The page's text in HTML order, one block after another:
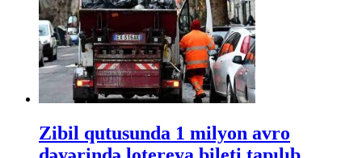
Zibil qutusunda 1 milyon avro